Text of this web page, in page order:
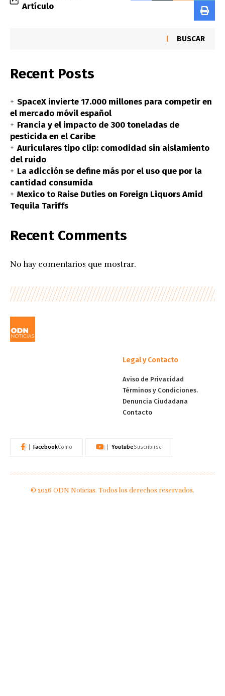
Artículo
BUSCAR
Recent Posts
SpaceX invierte 17.000 millones para competir en
el mercado móvil español
Francia y el impacto de 300 toneladas de
pesticida en el Caribe
Auriculares tipo clip: comodidad sin aislamiento
del ruido
La adicción se define más por el uso que por la
cantidad consumida
Mexico to Raise Duties on Foreign Liquors Amid
Tequila Tariffs
Recent Comments
No hay comentarios que mostrar.
Legal y Contacto
Aviso de Privacidad
Términos y Condiciones.
Denuncia Ciudadana
Contacto
FacebookComo YoutubeSuscribirse
© 2026 ODN Noticias. Todos los derechos reservados.